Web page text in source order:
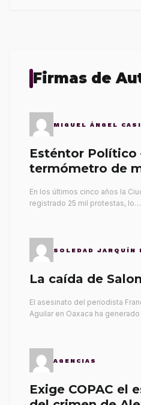
Firmas de
MIGUEL ÁNGEL
Esténtor Político
termómetro de
En los últimos cinco años la
registrado 25 mil protestas, lo…
SOLEDAD JARQUÍN
La caída de
El asesinato del periodista
Aguilar en Oaxaca ha
AGENCIAS
Exige COPAC el